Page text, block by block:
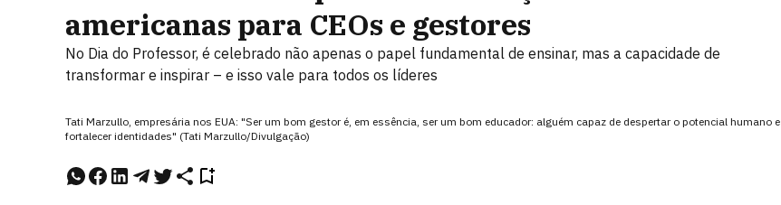
americanas para CEOs e gestores
No Dia do Professor, é celebrado não apenas o papel fundamental de ensinar, mas a capacidade de
transformar e inspirar – e isso vale para todos os líderes
Tati Marzullo, empresária nos EUA: "Ser um bom gestor é, em essência, ser um bom educador: alguém capaz de despertar o potencial humano e
fortalecer identidades" (Tati Marzullo/Divulgação)